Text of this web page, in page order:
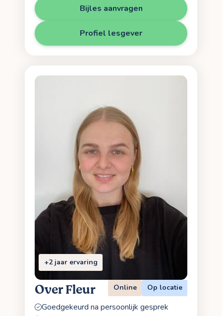
Bijles aanvragen
Profiel lesgever
+2 jaar ervaring
Over Fleur Online Op locatie
Goedgekeurd na persoonlijk gesprek